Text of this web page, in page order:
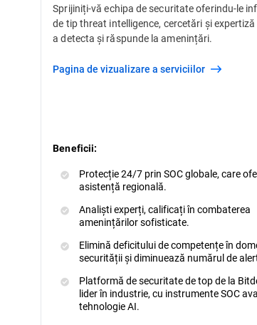
Sprijiniți-vă echipa de securitate oferindu-le
de tip threat intelligence, cercetări și
a detecta și răspunde la amenințări.
Pagina de vizualizare a serviciilor
Beneficii:
Protecție 24/7 prin SOC globale, care
asistență regională.
Analiști experți, calificați în combaterea
amenințărilor sofisticate.
Elimină deficitului de competențe în
securității și diminuează numărul de
Platformă de securitate de top de la
lider în industrie, cu instrumente SOC
tehnologie AI.